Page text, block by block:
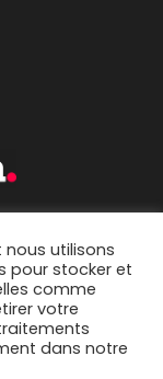
utilisons
pour stocker et
comme
votre
dans notre